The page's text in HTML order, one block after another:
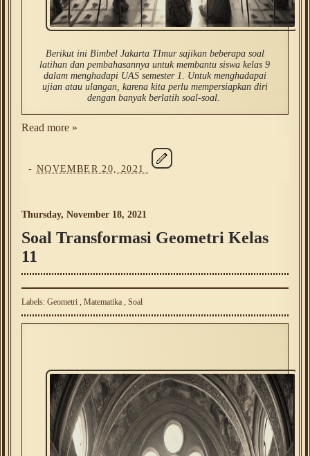
Berikut ini Bimbel Jakarta TImur sajikan beberapa soal
latihan dan pembahasannya untuk membantu siswa kelas 9
dalam menghadapi UAS semester 1. Untuk menghadapai
ujian atau ulangan, karena kita perlu mempersiapkan diri
dengan banyak berlatih soal-soal.
Read more »
- NOVEMBER 20, 2021
Thursday, November 18, 2021
Soal Transformasi Geometri Kelas
11
Labels: Geometri Matematika Soal